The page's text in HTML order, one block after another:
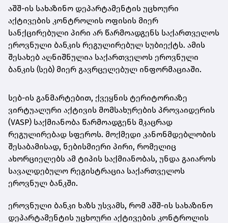
აშშ-ის სახაზინო დეპარტამენტის უცხოური
აქტივების კონტროლის ოფისის მიერ
სანქცირებული პირი არ წარმოადგენს საქართველოს
ეროვნული ბანკის რეგულირებულ სუბიექტს. ამის
შესახებ აღნიშნულია საქართველოს ეროვნული
ბანკის (სებ) მიერ გავრცელებულ ინფორმაციაში.
სებ-ის განმარტებით, ქვეყნის ტერიტორიაზე
ვირტუალური აქტივის მომსახურების პროვაიდერის
(VASP) საქმიანობა წარმოადგენს მკაცრად
რეგულირებად სფეროს. მოქმედი კანონმდებლობის
შესაბამისად, ნებისმიერი პირი, რომელიც
ახორციელებს ამ ტიპის საქმიანობას, უნდა გაიაროს
სავალდებულო რეგისტრაცია საქართველოს
ეროვნულ ბანკში.
ეროვნული ბანკი ხაზს უსვამს, რომ აშშ-ის სახაზინო
დეპარტამენტის უცხოური აქტივების კონტროლის